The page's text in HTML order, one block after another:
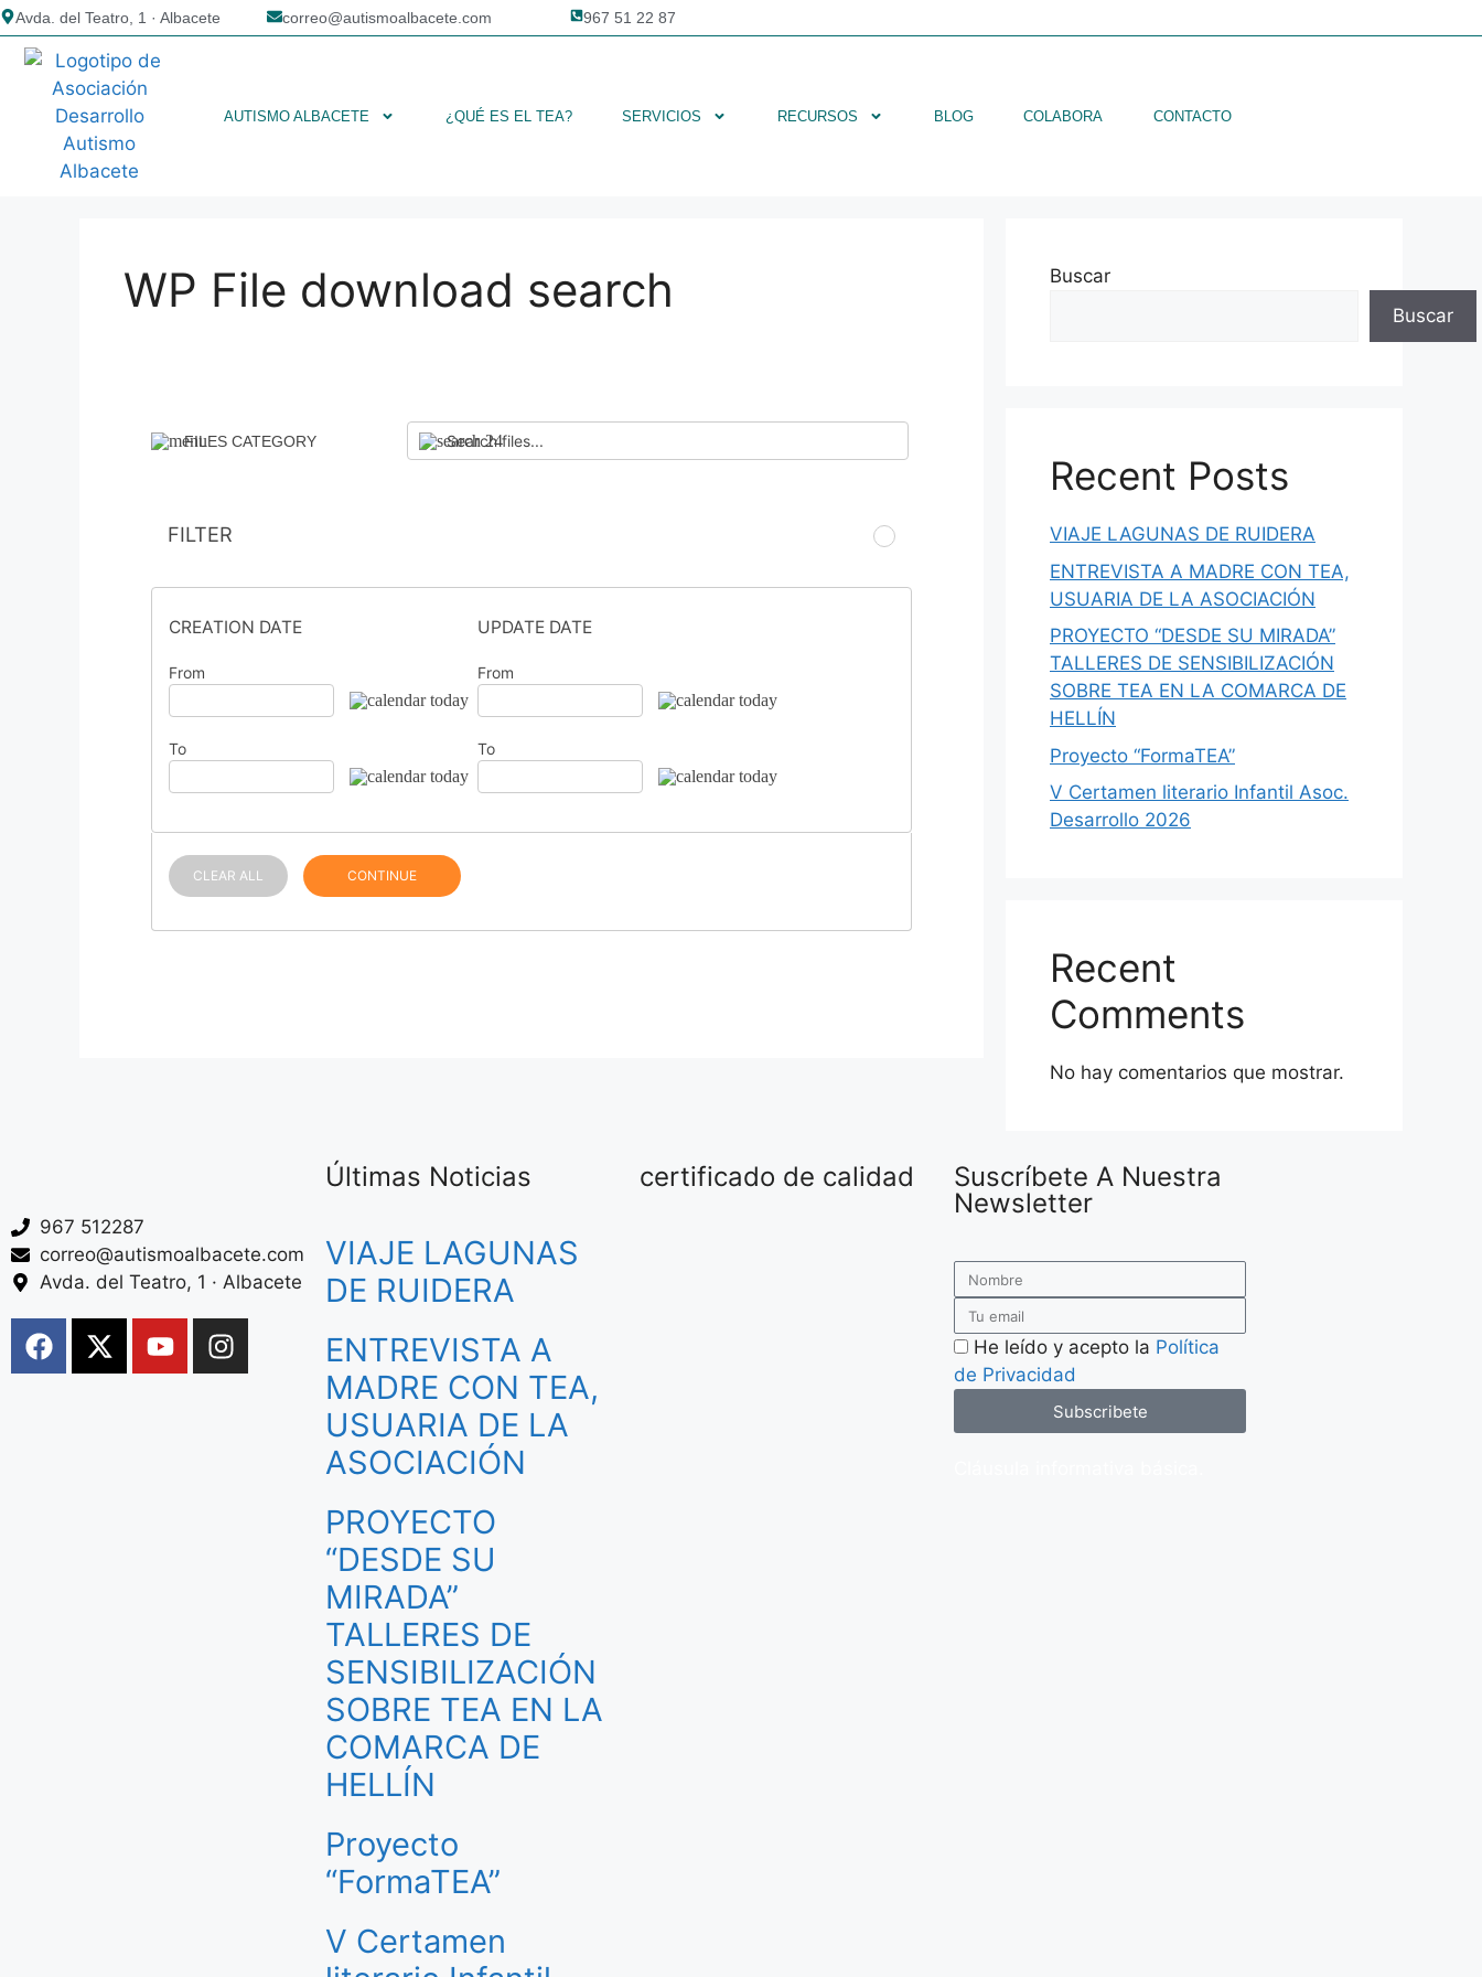
Avda. del Teatro, 1 · Albacete correo@autismoalbacete.com 967 51 22 87
AUTISMO ALBACETE ¿QUÉ ES EL TEA? SERVICIOS RECURSOS BLOG COLABORA CONTACTO
WP File download search
FILES CATEGORY
FILTER
CREATION DATE
From
To
UPDATE DATE
From
To
CLEAR ALL CONTINUE
Buscar
Buscar
Recent Posts
VIAJE LAGUNAS DE RUIDERA
ENTREVISTA A MADRE CON TEA,
USUARIA DE LA ASOCIACIÓN
PROYECTO “DESDE SU MIRADA”
TALLERES DE SENSIBILIZACIÓN
SOBRE TEA EN LA COMARCA DE
HELLÍN
Proyecto “FormaTEA”
V Certamen literario Infantil Asoc.
Desarrollo 2026
Recent
Comments
No hay comentarios que mostrar.
967 512287
correo@autismoalbacete.com
Avda. del Teatro, 1 · Albacete
Últimas Noticias
VIAJE LAGUNAS
DE RUIDERA
ENTREVISTA A
MADRE CON TEA,
USUARIA DE LA
ASOCIACIÓN
PROYECTO
“DESDE SU
MIRADA”
TALLERES DE
SENSIBILIZACIÓN
SOBRE TEA EN LA
COMARCA DE
HELLÍN
Proyecto
“FormaTEA”
V Certamen
certificado de calidad
Suscríbete A Nuestra
Newsletter
He leído y acepto la Política
de Privacidad
Subscribete